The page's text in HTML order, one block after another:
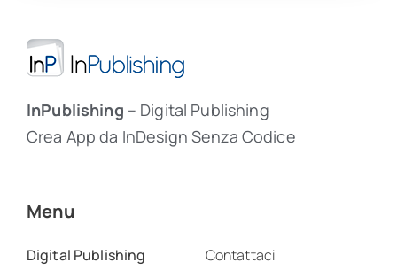
InPublishing – Digital Publishing
Crea App da InDesign Senza Codice
Menu
Digital Publishing
Contattaci